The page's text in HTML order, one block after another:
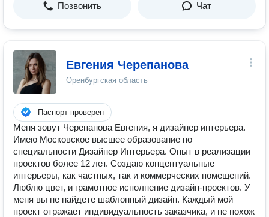
Позвонить Чат
Евгения Черепанова
Оренбургская область
Паспорт проверен
Меня зовут Черепанова Евгения, я дизайнер интерьера.
Имею Московское высшее образование по
специальности Дизайнер Интерьера. Опыт в реализации
проектов более 12 лет. Создаю концептуальные
интерьеры, как частных, так и коммерческих помещений.
Люблю цвет, и грамотное исполнение дизайн-проектов. У
меня вы не найдете шаблонный дизайн. Каждый мой
проект отражает индивидуальность заказчика, и не похож